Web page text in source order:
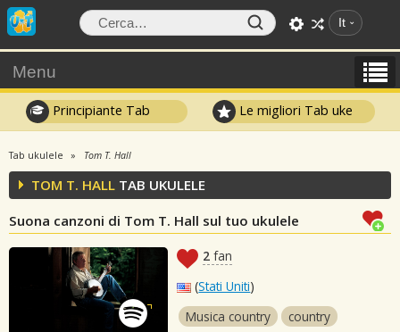
It
Menu
Principiante Tab Le migliori Tab uke
Tab ukulele Tom T. Hall
TOM T. HALL TAB UKULELE
Suona canzoni di Tom T. Hall sul tuo ukulele
2 fan
(Stati Uniti)
Musica country
country